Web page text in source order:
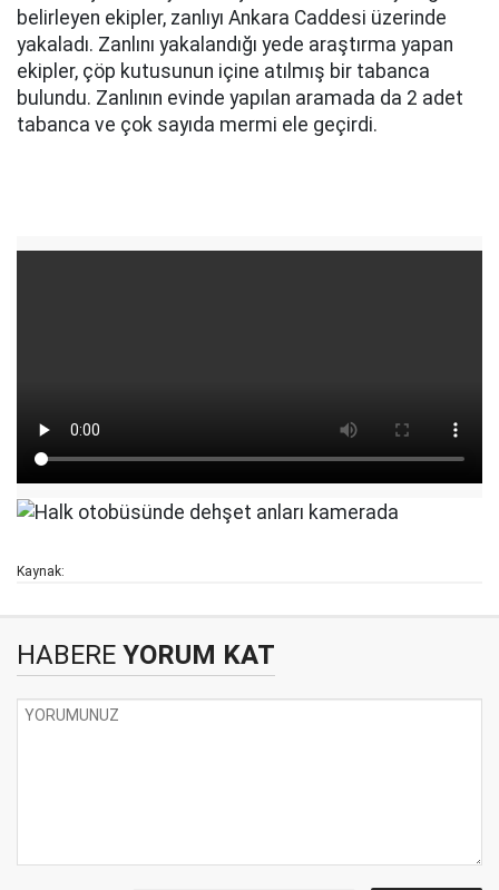
belirleyen ekipler, zanlıyı Ankara Caddesi üzerinde
yakaladı. Zanlını yakalandığı yede araştırma yapan
ekipler, çöp kutusunun içine atılmış bir tabanca
bulundu. Zanlının evinde yapılan aramada da 2 adet
tabanca ve çok sayıda mermi ele geçirdi.
Kaynak:
HABERE YORUM KAT